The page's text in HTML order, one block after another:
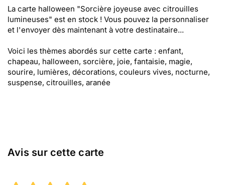
La carte halloween "Sorcière joyeuse avec citrouilles
lumineuses" est en stock ! Vous pouvez la personnaliser
et l'envoyer dès maintenant à votre destinataire...
Voici les thèmes abordés sur cette carte : enfant,
chapeau, halloween, sorcière, joie, fantaisie, magie,
sourire, lumières, décorations, couleurs vives, nocturne,
suspense, citrouilles, aranée
Avis sur cette carte